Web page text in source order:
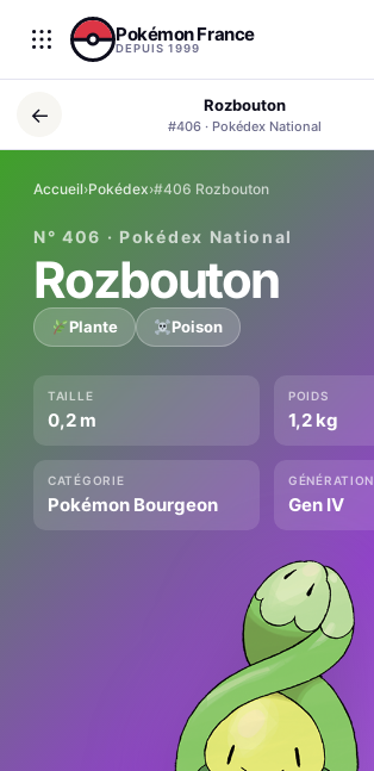
Aller au contenu
Pokémon France
DEPUIS 1999
← Rozbouton
#406 · Pokédex National
Accueil›Pokédex›#406 Rozbouton
N° 406 · Pokédex National
Rozbouton
Plante Poison
TAILLE
0,2 m
POIDS
1,2 kg
CATÉGORIE
Pokémon Bourgeon
GÉNÉRATION
Gen IV